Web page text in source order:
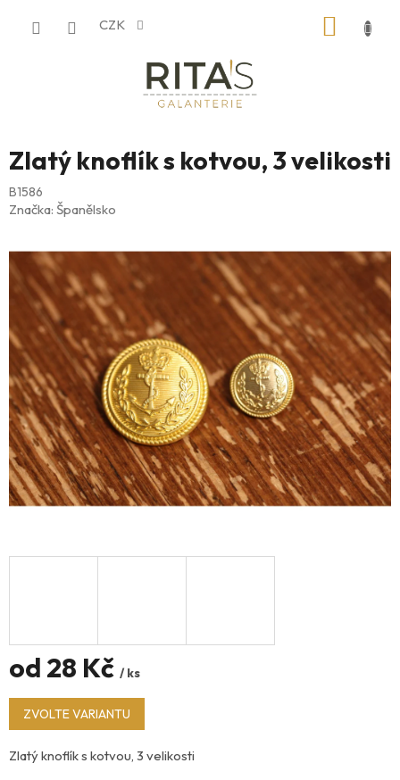
CZK
Zlatý knoflík s kotvou, 3 velikosti
B1586
Značka: Španělsko
od 28 Kč / ks
Měrná
cena:
ZVOLTE VARIANTU
Zlatý knoflík s kotvou, 3 velikosti